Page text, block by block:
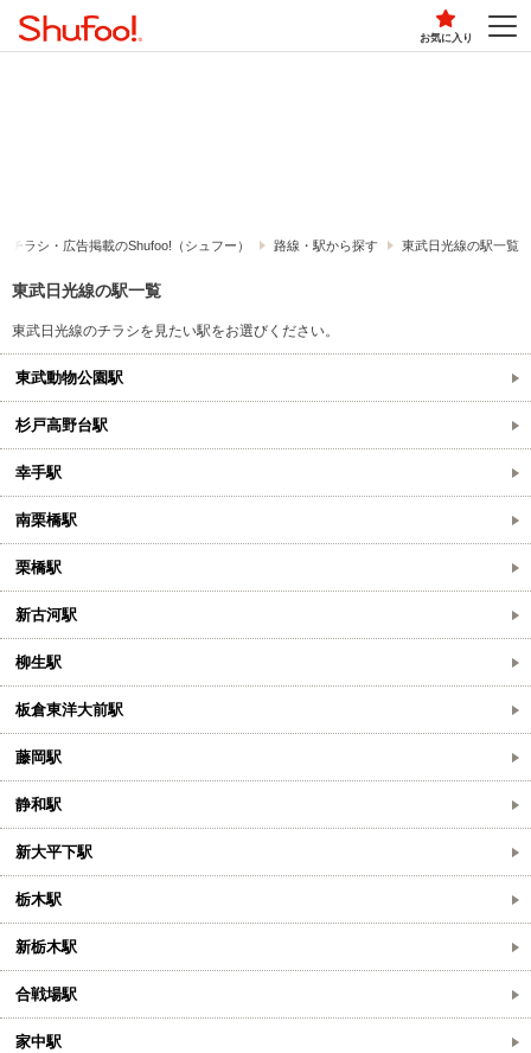
お気に入り
チラシ・​広告掲載の​Shufoo!​（シュフー） 路線・駅から探す 東武日光線の駅一覧
東武日光線の駅一覧
東武日光線のチラシを見たい駅をお選びください。
東武動物公園駅
杉戸高野台駅
幸手駅
南栗橋駅
栗橋駅
新古河駅
柳生駅
板倉東洋大前駅
藤岡駅
静和駅
新大平下駅
栃木駅
新栃木駅
合戦場駅
家中駅